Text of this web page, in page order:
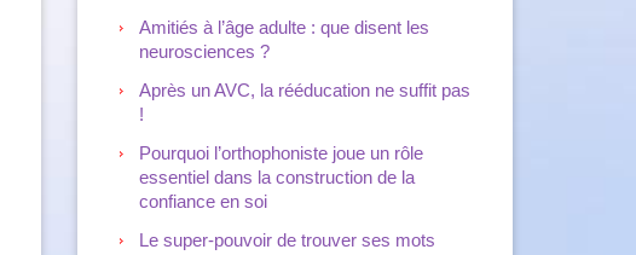
Amitiés à l’âge adulte : que disent les
neurosciences ?
Après un AVC, la rééducation ne suffit pas
!
Pourquoi l’orthophoniste joue un rôle
essentiel dans la construction de la
confiance en soi
Le super-pouvoir de trouver ses mots